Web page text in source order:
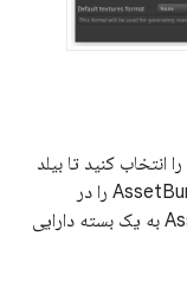
را انتخاب کنید تا بیلد
Unity بازی خود راه اندازی شود. همچنین AssetBundles را در
بسته‌های دارایی متعددی که هر نام AssetBundle به یک بسته دارایی